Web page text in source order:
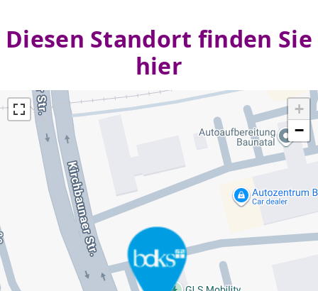
Diesen Standort finden Sie
hier
+
−